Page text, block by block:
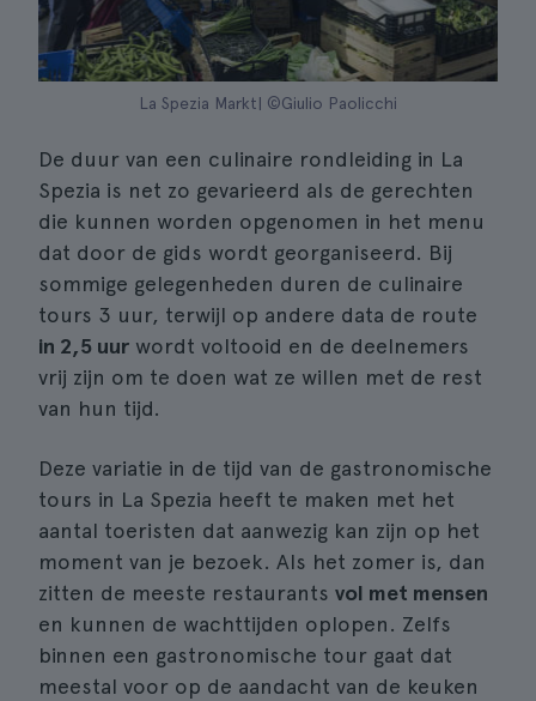
La Spezia Markt| ©Giulio Paolicchi
De duur van een culinaire rondleiding in La
Spezia is net zo gevarieerd als de gerechten
die kunnen worden opgenomen in het menu
dat door de gids wordt georganiseerd. Bij
sommige gelegenheden duren de culinaire
tours 3 uur, terwijl op andere data de route
in 2,5 uur wordt voltooid en de deelnemers
vrij zijn om te doen wat ze willen met de rest
van hun tijd.
Deze variatie in de tijd van de gastronomische
tours in La Spezia heeft te maken met het
aantal toeristen dat aanwezig kan zijn op het
moment van je bezoek. Als het zomer is, dan
zitten de meeste restaurants vol met mensen
en kunnen de wachttijden oplopen. Zelfs
binnen een gastronomische tour gaat dat
meestal voor op de aandacht van de keuken